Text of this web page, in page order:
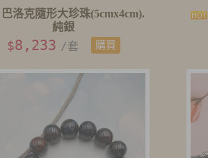
巴洛克隨形大珍珠(5cmx4cm).
純銀
$8,233 /套 購買